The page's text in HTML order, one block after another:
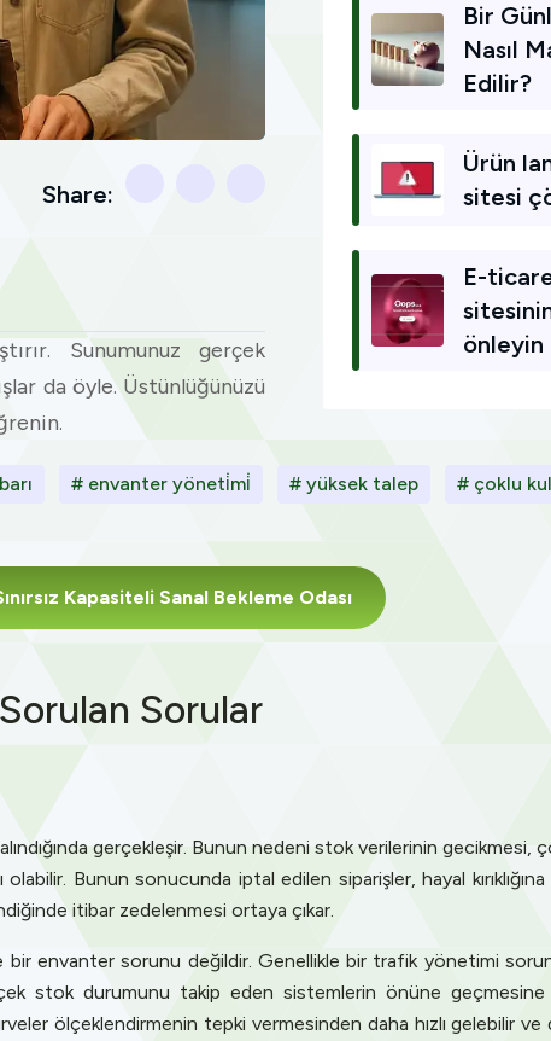
Share:
Sunumunuz gerçek
da öyle. Üstünlüğünüzü
Bir
Nasıl
Edilir?
Ürün
sitesi
E-
önleyin
# envanter yöneti̇mi̇ # yüksek talep # çoklu
Kapasiteli Sanal Bekleme Odası
Sorular
gerçekleşir. Bunun nedeni stok verilerinin gecikmesi,
Bunun sonucunda iptal edilen siparişler, hayal
itibar zedelenmesi ortaya çıkar.
bir envanter sorunu değildir. Genellikle bir trafik yönetimi
stok durumunu takip eden sistemlerin önüne
ölçeklendirmenin tepki vermesinden daha hızlı gelebilir ve